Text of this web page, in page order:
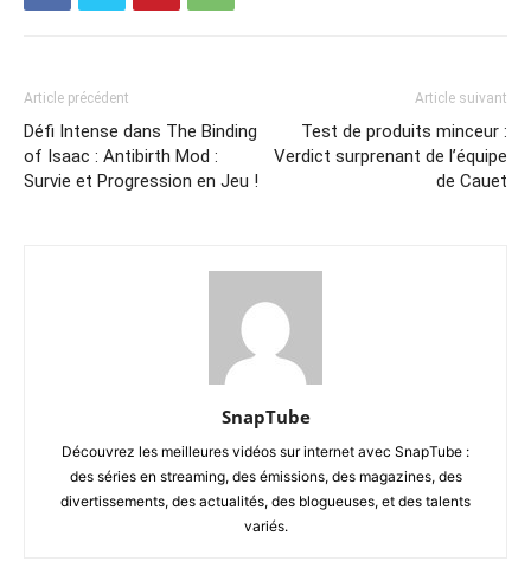
Article précédent
Défi Intense dans The Binding
of Isaac : Antibirth Mod :
Survie et Progression en Jeu !
Article suivant
Test de produits minceur :
Verdict surprenant de l’équipe
de Cauet
SnapTube
Découvrez les meilleures vidéos sur internet avec SnapTube :
des séries en streaming, des émissions, des magazines, des
divertissements, des actualités, des blogueuses, et des talents
variés.